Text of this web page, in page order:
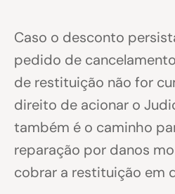
Caso o desconto
pedido de
de restituição não for
direito de acionar o
também é o caminho
reparação por danos
cobrar a restituição em